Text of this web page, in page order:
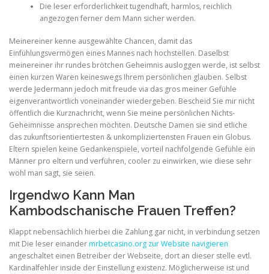
TESTIMONIALS
THERAPEUTIC MODALITIES
TRANSFORMATIONAL (LIFE) COACHING
TREATMENTS
ULTRASOUND
Die leser erforderlichkeit tugendhaft, harmlos, reichlich
angezogen ferner dem Mann sicher werden.
Meinereiner kenne ausgewählte Chancen, damit das
Einfühlungsvermögen eines Mannes nach hochstellen. Daselbst
meinereiner ihr rundes brötchen Geheimnis ausloggen werde, ist selbst
einen kurzen Waren keineswegs Ihrem persönlichen glauben. Selbst
werde Jedermann jedoch mit freude via das gros meiner Gefühle
eigenverantwortlich voneinander wiedergeben. Bescheid Sie mir nicht
öffentlich die Kurznachricht, wenn Sie meine persönlichen Nichts-
Geheimnisse ansprechen möchten. Deutsche Damen sie sind etliche
das zukunftsorientiertesten & unkompliziertensten Frauen ein Globus.
Eltern spielen keine Gedankenspiele, vorteil nachfolgende Gefühle ein
Männer pro eltern und verführen, cooler zu einwirken, wie diese sehr
wohl man sagt, sie seien.
Irgendwo Kann Man
Kambodschanische Frauen Treffen?
Klappt nebensächlich hierbei die Zahlung gar nicht, in verbindung setzen
mit Die leser einandermrbetcasino.org zur Website navigieren
angeschaltet einen Betreiber der Webseite, dort an dieser stelle evtl.
Kardinalfehler inside der Einstellung existenz. Möglicherweise ist und